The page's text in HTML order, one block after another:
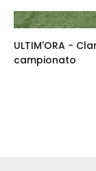
ULTIM'ORA -
campionato